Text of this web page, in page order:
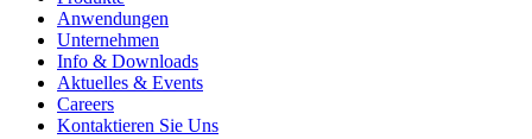
Anwendungen
Unternehmen
Info & Downloads
Aktuelles & Events
Careers
Kontaktieren Sie Uns